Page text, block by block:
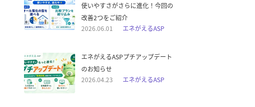
使いやすさがさらに進化！今回の
改善2つをご紹介
2026.06.01
エネがえるASP
エネがえるASPプチアップデート
のお知らせ
2026.04.23
エネがえるASP